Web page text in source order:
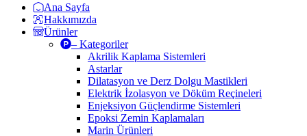
Ana Sayfa
Hakkımızda
Ürünler
– Kategoriler
Akrilik Kaplama Sistemleri
Astarlar
Dilatasyon ve Derz Dolgu Mastikleri
Elektrik İzolasyon ve Döküm Reçineleri
Enjeksiyon Güçlendirme Sistemleri
Epoksi Zemin Kaplamaları
Marin Ürünleri